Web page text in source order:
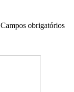
Campos obrigatórios